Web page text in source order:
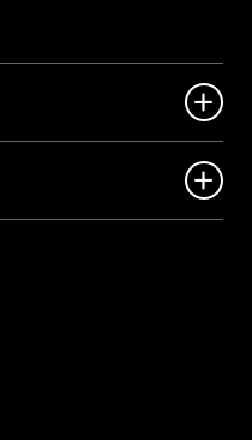

